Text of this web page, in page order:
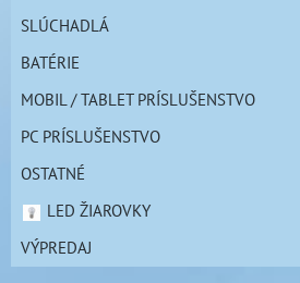
SLÚCHADLÁ
BATÉRIE
MOBIL / TABLET PRÍSLUŠENSTVO
PC PRÍSLUŠENSTVO
OSTATNÉ
LED ŽIAROVKY
VÝPREDAJ